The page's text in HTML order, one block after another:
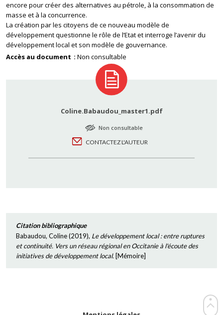
encore pour créer des alternatives au pétrole, à la consommation de
masse et à la concurrence.
La création par les citoyens de ce nouveau modèle de
développement questionne le rôle de l’Etat et interroge l’avenir du
développement local et son modèle de gouvernance.
Accès au document
Non consultable
Coline.Babaudou_master1.pdf
Non consultable
CONTACTEZ L'AUTEUR
Citation bibliographique
Babaudou, Coline(2019), Le développement local : entre ruptures
et continuité. Vers un réseau régional en Occitanie à l'écoute des
initiatives de développement local. [Mémoire]